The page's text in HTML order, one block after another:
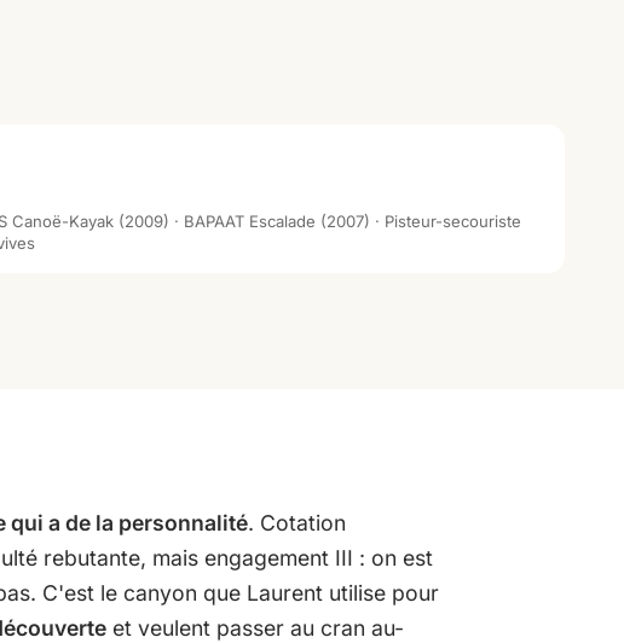
Canoë-Kayak (2009) · BAPAAT Escalade (2007) · Pisteur-secouriste
qui a de la personnalité. Cotation
rebutante, mais engagement III : on est
C'est le canyon que Laurent utilise pour
et veulent passer au cran au-